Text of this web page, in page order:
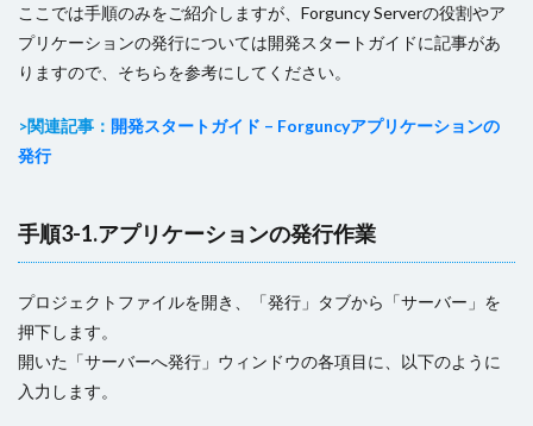
ここでは手順のみをご紹介しますが、Forguncy Serverの役割やア
プリケーションの発行については開発スタートガイドに記事があ
りますので、そちらを参考にしてください。
>関連記事： 開発スタートガイド – Forguncyアプリケーションの
発行
手順3-1.アプリケーションの発行作業
プロジェクトファイルを開き、「発行」タブから「サーバー」を
押下します。
開いた「サーバーへ発行」ウィンドウの各項目に、以下のように
入力します。